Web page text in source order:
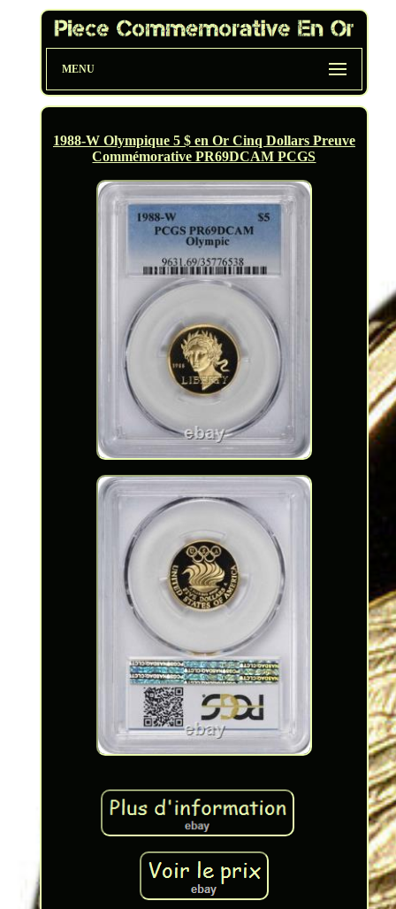
MENU
1988-W Olympique 5 $ en Or Cinq Dollars Preuve
Commémorative PR69DCAM PCGS